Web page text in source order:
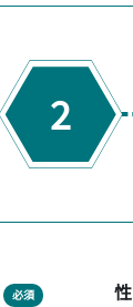
2
必須 性